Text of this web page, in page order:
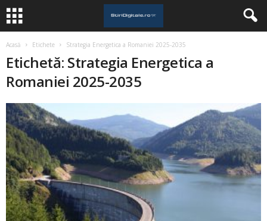
Acasă Etichete Strategia Energetica a Romaniei 2025-2035
Etichetă: Strategia Energetica a
Romaniei 2025-2035